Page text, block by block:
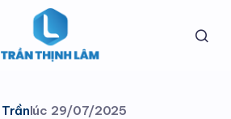
lúc 29/07/2025